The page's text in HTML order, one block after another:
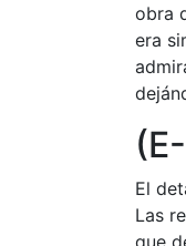
obra
era
El
Las